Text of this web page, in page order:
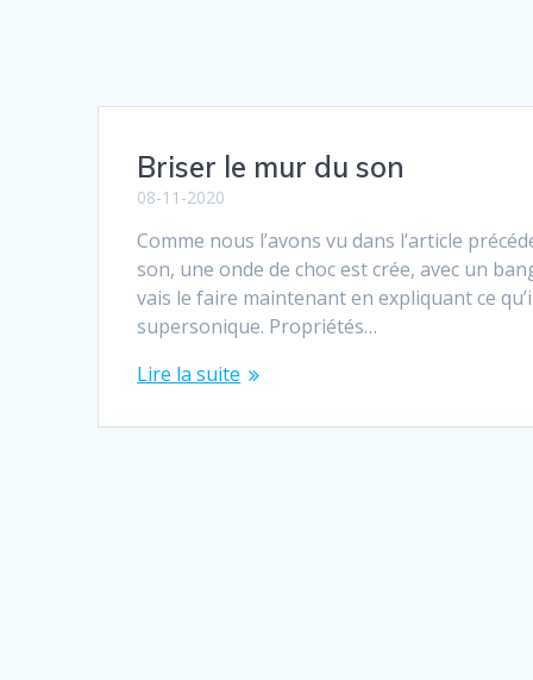
Briser le mur du son
08-11-2020
Comme nous l’avons vu dans l’article
son, une onde de choc est crée, avec un
vais le faire maintenant en expliquant ce
supersonique. Propriétés…
Lire la suite